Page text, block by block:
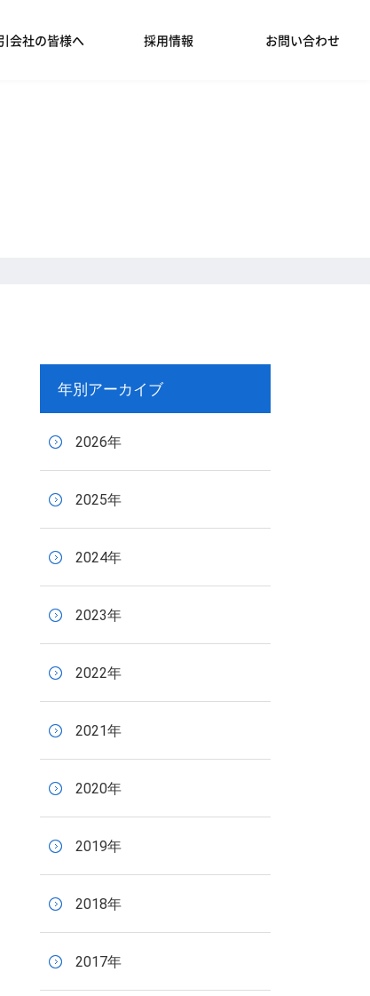
会社の皆様へ 採用情報 お問い合わせ
年別アーカイブ
2026年
2025年
2024年
2023年
2022年
2021年
2020年
2019年
2018年
2017年